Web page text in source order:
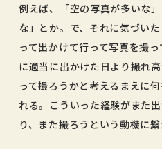
例えば、「空の写真が多いな
な」とか。で、それに気づい
って出かけて行って写真を撮
に適当に出かけた日より撮れ
って撮ろうかと考えるまえに
れる。こういった経験がまた
り、また撮ろうという動機に繋